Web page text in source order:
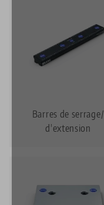
Barres de serrage/
d'extension